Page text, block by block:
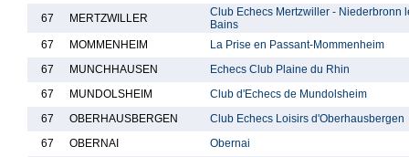
67 MERTZWILLER
Club Echecs Mertzwiller - Niederbronn
Bains
67
MOMMENHEIM
La Prise en Passant-Mommenheim
67
MUNCHHAUSEN
Echecs Club Plaine du Rhin
67
MUNDOLSHEIM
Club d'Echecs de Mundolsheim
67
OBERHAUSBERGEN
Club Echecs Loisirs d'Oberhausbergen
67
OBERNAI Obernai